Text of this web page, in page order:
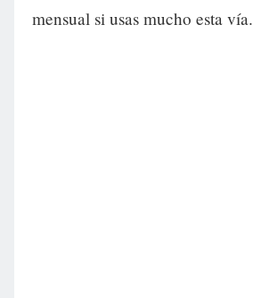
mensual si usas mucho esta vía.